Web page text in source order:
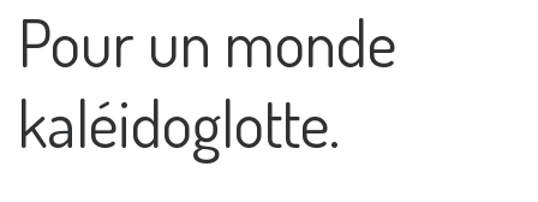
Pour un monde
kaléidoglotte.